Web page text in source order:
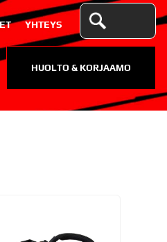
YHTEYS
HUOLTO & KORJAAMO